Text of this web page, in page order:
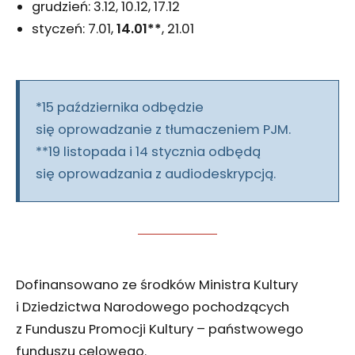
grudzień: 3.12, 10.12, 17.12
styczeń: 7.01,14.01**, 21.01
*15 października odbędzie
się oprowadzanie z tłumaczeniem PJM.
**19 listopada i 14 stycznia odbędą
się oprowadzania z audiodeskrypcją.
Dofinansowano ze środków Ministra Kultury
i Dziedzictwa Narodowego pochodzących
z Funduszu Promocji Kultury – państwowego